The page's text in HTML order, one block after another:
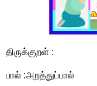
திருக்குறள் :
பால் :அறத்துப்பால்